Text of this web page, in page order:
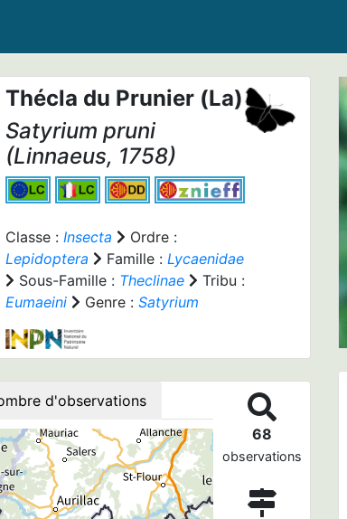
Thécla du Prunier (La)
Satyrium pruni
(Linnaeus, 1758)
Classe : Insecta
Ordre :
Lepidoptera
Famille : Lycaenidae
Sous-Famille : Theclinae
Tribu :
Eumaeini
Genre : Satyrium
d'observations
68
observations